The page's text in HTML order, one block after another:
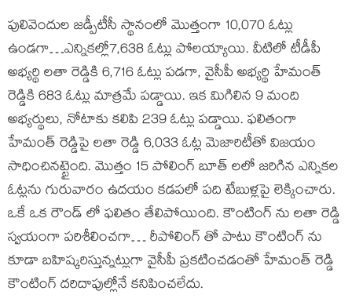
పులివెందుల జడ్పీటీసీ స్థానంలో మొత్తంగా 10,070 ఓట్లు
ఉండగా…ఎన్నికల్లో7,638 ఓట్లు పోలయ్యాయి. వీటిలో టీడీపీ
అభ్యర్థి లతా రెడ్డికి 6,716 ఓట్లు పడగా, వైసీపీ అభ్యర్థి హేమంత్
రెడ్డికి 683 ఓట్లు మాత్రమే పడ్డాయి. ఇక మిగిలిన 9 మంది
అభ్యర్థులు, నోటాకు కలిపి 239 ఓట్లు పడ్డాయి. ఫలితంగా
హేమంత్ రెడ్డిపై లతా రెడ్డి 6,033 ఓట్ల మెజారిటీతో విజయం
సాధించినట్టైంది. మొత్తం 15 పోలింగ్ బూత్ లలో జరిగిన ఎన్నికల
ఓట్లను గురువారం ఉదయం కడపలో పది టేబుళ్లపై లెక్కించారు.
ఒకే ఒక రౌండ్ లో ఫలితం తేలిపోయింది. కౌంటింగ్ ను లతా రెడ్డి
స్వయంగా పరిశీలించగా… రీపోలింగ్ తో పాటు కౌంటింగ్ ను
కూడా బహిష్కరిస్తున్నట్లుగా వైసీపీ ప్రకటించడంతో హేమంత్ రెడ్డి
కౌంటింగ్ దరిదాపుల్లోనే కనిపించలేదు.